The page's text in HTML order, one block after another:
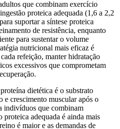
que combinam exercício
proteica adequada (1,6 a 2,2
suportar a síntese proteica
de resistência, enquanto
para sustentar o volume
nutricional mais eficaz é
refeição, manter hidratação
excessivos que comprometam
dietética é o substrato
e crescimento muscular após o
indivíduos que combinam
proteica adequada é ainda mais
é maior e as demandas de